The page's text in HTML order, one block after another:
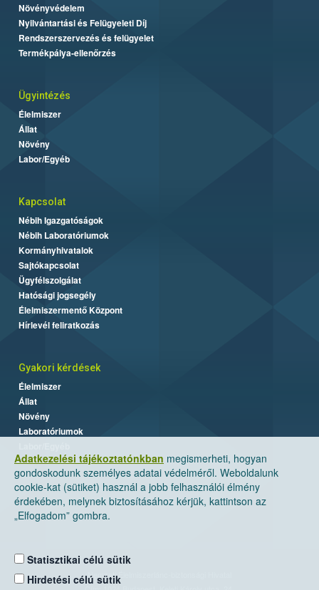
Adatkezelési tájékoztatónkban megismerheti, hogyan
gondoskodunk személyes adatai védelméről. Weboldalunk
cookie-kat (sütiket) használ a jobb felhasználói élmény
érdekében, melynek biztosításához kérjük, kattintson az
„Elfogadom” gombra.
Statisztikai célú sütik
Hirdetési célú sütik
Növényvédelem
Nyilvántartási és Felügyeleti Díj
Rendszerszervezés és felügyelet
Termékpálya-ellenőrzés
Ügyintézés
Élelmiszer
Állat
Növény
Labor/Egyéb
Kapcsolat
Nébih Igazgatóságok
Nébih Laboratóriumok
Kormányhivatalok
Sajtókapcsolat
Ügyfélszolgálat
Hatósági jogsegély
Élelmiszermentő Központ
Hírlevél feliratkozás
Gyakori kérdések
Élelmiszer
Állat
Növény
Laboratóriumok
Nemzeti Élelmiszerlánc-biztonsági Hivatal